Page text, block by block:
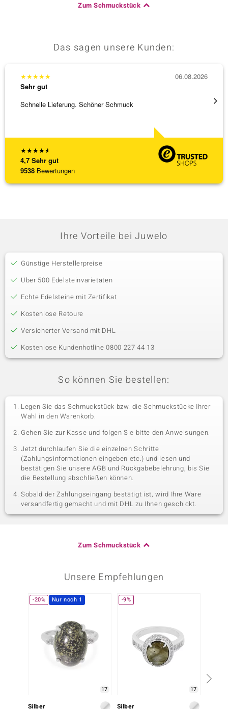
Zum Schmuckstück
Das sagen unsere Kunden:
★★★★★
4,7 Sehr gut
9538 Bewertungen
★★★★★
Sehr gut
Schnelle Lieferung. Schöner Schmuck
06.08.2026
Bin
Ihre Vorteile bei Juwelo
Günstige Herstellerpreise
Über 500 Edelsteinvarietäten
Echte Edelsteine mit Zertifikat
Kostenlose Retoure
Versicherter Versand mit DHL
Kostenlose Kundenhotline 0800 227 44 13
So können Sie bestellen:
Legen Sie das Schmuckstück bzw. die Schmuckstücke Ihrer
Wahl in den Warenkorb.
Gehen Sie zur Kasse und folgen Sie bitte den Anweisungen.
Jetzt durchlaufen Sie die einzelnen Schritte
(Zahlungsinformationen eingeben etc.) und lesen und
bestätigen Sie unsere AGB und Rückgabebelehrung, bis Sie
die Bestellung abschließen können.
Sobald der Zahlungseingang bestätigt ist, wird Ihre Ware
versandfertig gemacht und mit DHL zu Ihnen geschickt.
Zum Schmuckstück
Unsere Empfehlungen
-20% Nur noch 1
17
Silber
-9%
17
Silber